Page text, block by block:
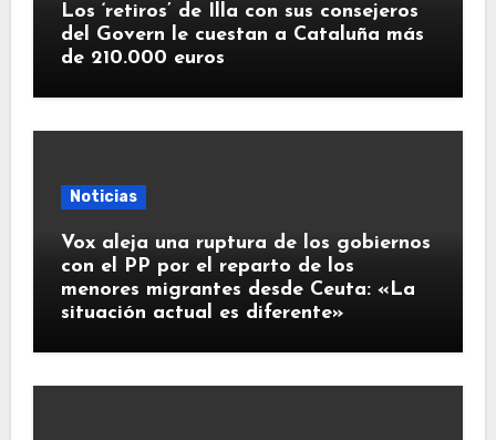
Los ‘retiros’ de Illa con sus consejeros
del Govern le cuestan a Cataluña más
de 210.000 euros
Noticias
Vox aleja una ruptura de los gobiernos
con el PP por el reparto de los
menores migrantes desde Ceuta: «La
situación actual es diferente»